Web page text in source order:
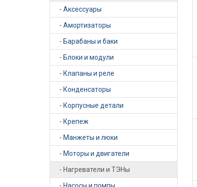
- Аксессуары
- Амортизаторы
- Барабаны и баки
- Блоки и модули
- Клапаны и реле
- Конденсаторы
- Корпусные детали
- Крепеж
- Манжеты и люки
- Моторы и двигатели
- Нагреватели и ТЭНы